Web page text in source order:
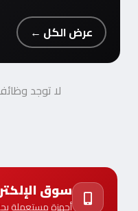
عرض الكل ←
لا توجد
سوق
أجهزة مستعملة